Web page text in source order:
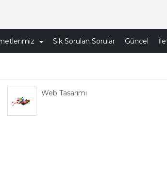
Sık Sorulan Sorular Güncel
Web Tasarımı